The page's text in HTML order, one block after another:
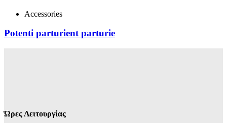
Accessories
Potenti parturient parturie
Ώρες Λειτουργίας